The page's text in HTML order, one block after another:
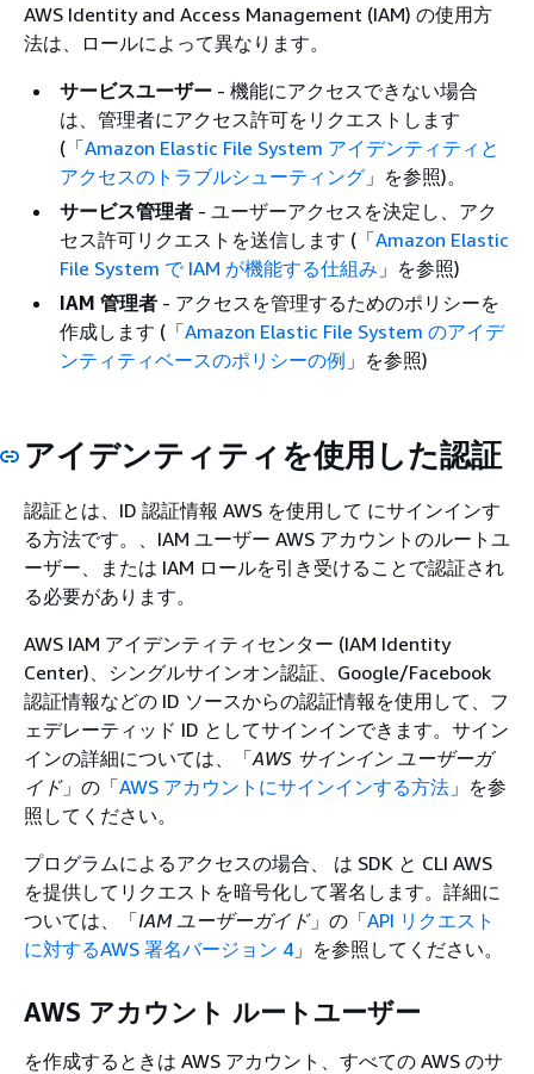
AWS Identity and Access Management (IAM) の使用方
法は、ロールによって異なります。
サービスユーザー - 機能にアクセスできない場合
は、管理者にアクセス許可をリクエストします
(「Amazon Elastic File System アイデンティティと
アクセスのトラブルシューティング 」を参照)。
サービス管理者 - ユーザーアクセスを決定し、アク
セス許可リクエストを送信します (「Amazon Elastic
File System で IAM が機能する仕組み 」を参照)
IAM 管理者 - アクセスを管理するためのポリシーを
作成します (「Amazon Elastic File System のアイデ
ンティティベースのポリシーの例 」を参照)
アイデンティティを使用した認証
認証とは、ID 認証情報 AWS を使用して にサインインす
る方法です。、IAM ユーザー AWS アカウントのルートユ
ーザー、または IAM ロールを引き受けることで認証され
る必要があります。
AWS IAM アイデンティティセンター (IAM Identity
Center)、シングルサインオン認証、Google/Facebook
認証情報などの ID ソースからの認証情報を使用して、フ
ェデレーティッド ID としてサインインできます。サイン
インの詳細については、「AWS サインイン ユーザーガ
イド」の「AWS アカウントにサインインする方法 」を参
照してください。
プログラムによるアクセスの場合、 は SDK と CLI AWS
を提供してリクエストを暗号化して署名します。詳細に
ついては、「IAM ユーザーガイド」の「API リクエスト
に対するAWS 署名バージョン 4 」を参照してください。
AWS アカウント ルートユーザー
を作成するときは AWS アカウント、すべての AWS のサ